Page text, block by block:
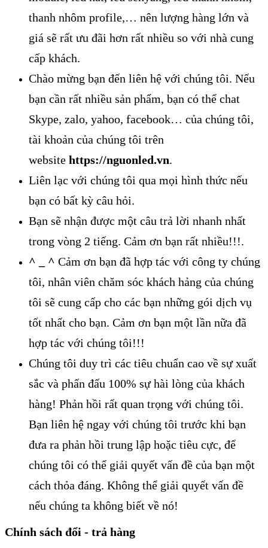
thanh nhôm profile,… nên lượng hàng lớn và
giá sẽ rất ưu đãi hơn rất nhiều so với nhà cung
cấp khách.
Chào mừng bạn đến liên hệ với chúng tôi. Nếu
bạn cần rất nhiều sản phẩm, bạn có thể chat
Skype, zalo, yahoo, facebook… của chúng tôi,
tài khoản của chúng tôi trên
website https://nguonled.vn.
Liên lạc với chúng tôi qua mọi hình thức nếu
bạn có bất kỳ câu hỏi.
Bạn sẽ nhận được một câu trả lời nhanh nhất
trong vòng 2 tiếng. Cảm ơn bạn rất nhiều!!!.
^ _ ^ Cảm ơn bạn đã hợp tác với công ty chúng
tôi, nhân viên chăm sóc khách hảng của chúng
tôi sẽ cung cấp cho các bạn những gói dịch vụ
tốt nhất cho bạn. Cảm ơn bạn một lần nữa đã
hợp tác với chúng tôi!!!
Chúng tôi duy trì các tiêu chuẩn cao về sự xuất
sắc và phấn đấu 100% sự hài lòng của khách
hàng! Phản hồi rất quan trọng với chúng tôi.
Bạn liên hệ ngay với chúng tôi trước khi bạn
đưa ra phản hồi trung lập hoặc tiêu cực, để
chúng tôi có thể giải quyết vấn đề của bạn một
cách thỏa đáng. Không thể giải quyết vấn đề
nếu chúng ta không biết về nó!
Chính sách đổi - trả hàng